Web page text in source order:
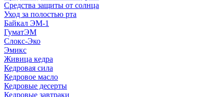
Средства защиты от солнца
Уход за полостью рта
Байкал ЭМ-1
ГуматЭМ
Слокс-Эко
Эмикс
Живица кедра
Кедровая сила
Кедровое масло
Кедровые десерты
Кедровые завтраки